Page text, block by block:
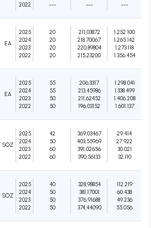
2022
---
---
---
EA
2025
2024
2023
2022
20
20
20
20
211,03872
218,70067
220,89804
215,23200
1.252.100
1.265.142
1.273.118
1.356.454
EA
2025
2024
2023
2022
55
55
50
50
206,3317
213,45986
211,62452
196,03152
1.298.041
1.338.499
1.406.208
1.601.137
SÖZ
2025
2024
2023
2022
42
50
60
60
369,03467
403,55969
391,02656
390,56133
29.414
27.922
30.021
32.110
SÖZ
2025
2024
2023
2022
40
50
50
50
328,98854
381,17001
376,91688
374,44090
112.219
60.438
49.236
55.056